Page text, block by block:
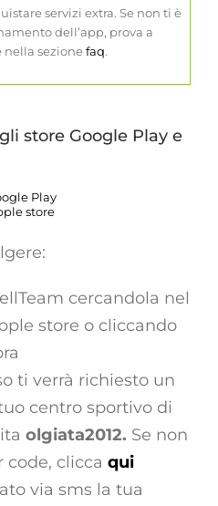
servizi extra. Se non ti è
dell’app, prova a
nella sezionefaq.
store Google Play e
cercandola nel
store o cliccando
ti verrà richiesto un
centro sportivo di
olgiata2012. Se non
code, clicca qui
via sms la tua